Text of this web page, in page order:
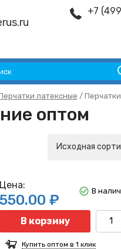
+7
латексные /
оптом
Исходная
Цена:
550.00 ₽
В корзину
В
Купить оптом в 1 клик